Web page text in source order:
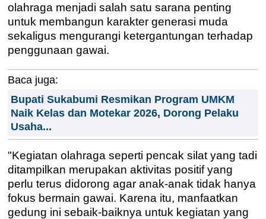
olahraga menjadi salah satu sarana penting
untuk membangun karakter generasi muda
sekaligus mengurangi ketergantungan terhadap
penggunaan gawai.
Baca juga:
Bupati Sukabumi Resmikan Program UMKM
Naik Kelas dan Motekar 2026, Dorong Pelaku
Usaha...
"Kegiatan olahraga seperti pencak silat yang tadi
ditampilkan merupakan aktivitas positif yang
perlu terus didorong agar anak-anak tidak hanya
fokus bermain gawai. Karena itu, manfaatkan
gedung ini sebaik-baiknya untuk kegiatan yang